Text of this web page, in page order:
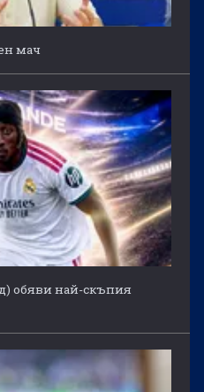
мач
обяви най-скъпия